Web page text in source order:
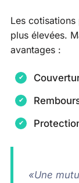
Les
plus élevées.
avantages :
«Une